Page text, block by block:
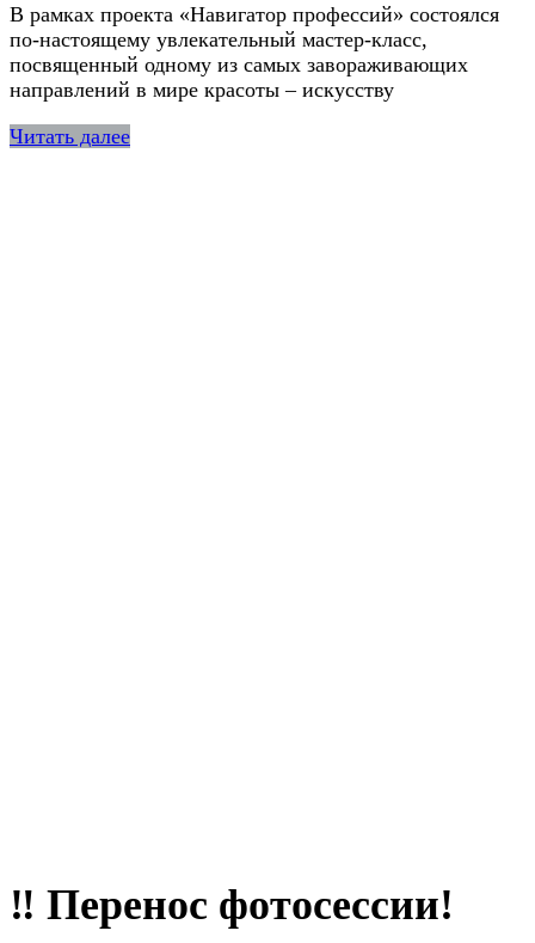
В рамках проекта «Навигатор профессий» состоялся
по-настоящему увлекательный мастер-класс,
посвященный одному из самых завораживающих
направлений в мире красоты – искусству
Читать далее
‼️ Перенос фотосессии!